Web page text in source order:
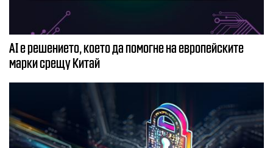
AI е решението, което да помогне на европейските
марки срещу Китай